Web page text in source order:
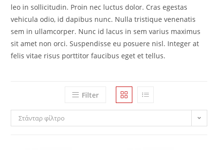
leo in sollicitudin. Proin nec luctus dolor. Cras egestas
vehicula odio, id dapibus nunc. Nulla tristique venenatis
sem in ullamcorper. Nunc id lacus in sem varius maximus
sit amet non orci. Suspendisse eu posuere nisl. Integer at
felis vitae risus porttitor faucibus eget et tellus.
Filter
Στάνταρ φίλτρο